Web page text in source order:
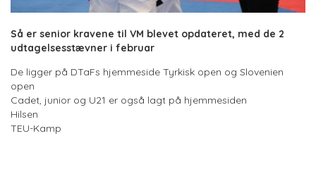
Så er senior kravene til VM blevet opdateret, med de 2
udtagelsesstævner i februar
De ligger på DTaFs hjemmeside Tyrkisk open og Slovenien
open
Cadet, junior og U21 er også lagt på hjemmesiden
Hilsen
TEU-Kamp